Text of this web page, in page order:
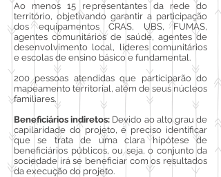
Ao menos 15 representantes da rede do
território, objetivando garantir a participação
dos equipamentos CRAS, UBS, FUMAS,
agentes comunitários de saúde, agentes de
desenvolvimento local, líderes comunitários
e escolas de ensino básico e fundamental.
200 pessoas atendidas que participarão do
mapeamento territorial, além de seus núcleos
familiares.
Beneficiários indiretos: Devido ao alto grau de
capilaridade do projeto, é preciso identificar
que se trata de uma clara hipótese de
beneficiários públicos, ou seja, o conjunto da
sociedade irá se beneficiar com os resultados
da execução do projeto.